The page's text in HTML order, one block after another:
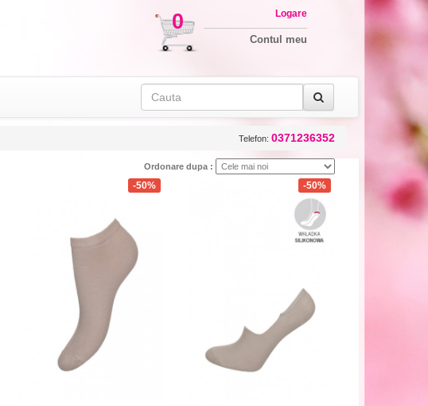
0 Logare
Contul meu
Telefon: 0371236352
Ordonare dupa :
-50% -50%